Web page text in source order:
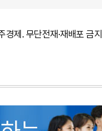
제. 무단전재·재배포 금지